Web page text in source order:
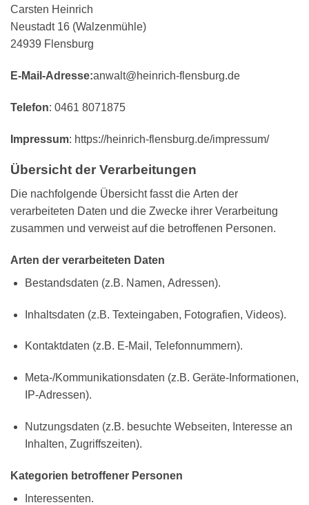
Carsten Heinrich
Neustadt 16 (Walzenmühle)
24939 Flensburg
E-Mail-Adresse:anwalt@heinrich-flensburg.de
Telefon: 0461 8071875
Impressum: https://heinrich-flensburg.de/impressum/
Übersicht der Verarbeitungen
Die nachfolgende Übersicht fasst die Arten der
verarbeiteten Daten und die Zwecke ihrer Verarbeitung
zusammen und verweist auf die betroffenen Personen.
Arten der verarbeiteten Daten
Bestandsdaten (z.B. Namen, Adressen).
Inhaltsdaten (z.B. Texteingaben, Fotografien, Videos).
Kontaktdaten (z.B. E-Mail, Telefonnummern).
Meta-/Kommunikationsdaten (z.B. Geräte-Informationen,
IP-Adressen).
Nutzungsdaten (z.B. besuchte Webseiten, Interesse an
Inhalten, Zugriffszeiten).
Kategorien betroffener Personen
Interessenten.